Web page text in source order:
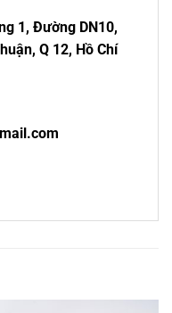
1, Đường DN10,
Q 12, Hồ Chí